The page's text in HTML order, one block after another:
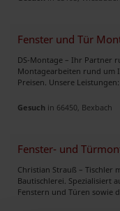
Fenster und Tür
DS-Montage – Ihr Partner
Montagearbeiten rund um
Preisen. Unsere
Gesuch in 66450, Bexbach
Fenster- und
Christian Strauß – Tischler
Bautischlerei. Spezialisiert
Fenstern und Türen sowie